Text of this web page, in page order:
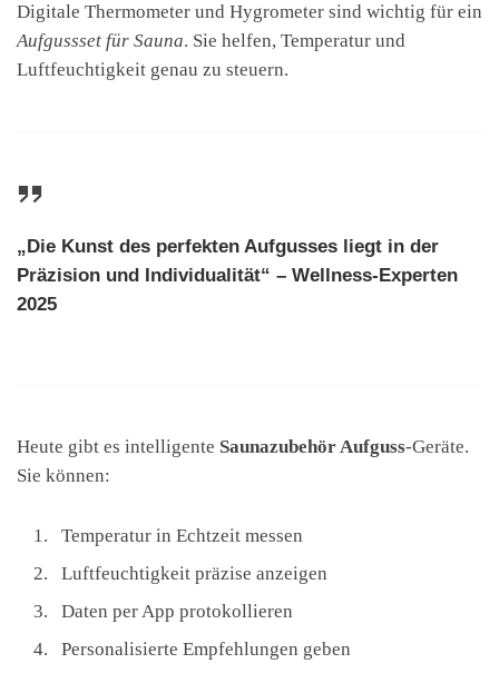
Digitale Thermometer und Hygrometer sind wichtig für ein
Aufgussset für Sauna. Sie helfen, Temperatur und
Luftfeuchtigkeit genau zu steuern.
„Die Kunst des perfekten Aufgusses liegt in der
Präzision und Individualität“ – Wellness-Experten
2025
Heute gibt es intelligente Saunazubehör Aufguss-Geräte.
Sie können:
Temperatur in Echtzeit messen
Luftfeuchtigkeit präzise anzeigen
Daten per App protokollieren
Personalisierte Empfehlungen geben